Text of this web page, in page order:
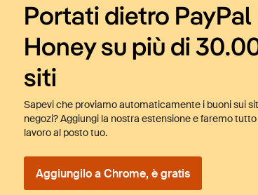
Portati dietro PayPal
Honey su più di
siti
Sapevi che proviamo automaticamente i buoni sui
negozi? Aggiungi la nostra estensione e faremo tutto
lavoro al posto tuo.
Aggiungilo a Chrome, è gratis